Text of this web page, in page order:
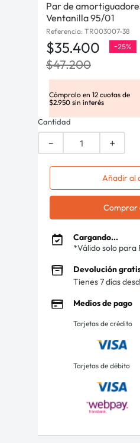
Par de
Ventanilla 95/01
Referencia: TR003007-38
$35.400 -25%
$47.200
Cómpralo en 12 cuotas de
$2.950 sin interés
Cantidad
＋
－
Añadir al
Comprar
Cargando...
*Válido solo para
Devolución
Tienes 7 días
Medios de pago
Tarjetas de crédito
Tarjetas de débito